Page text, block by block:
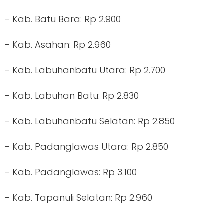
- Kab. Batu Bara: Rp 2.900
- Kab. Asahan: Rp 2.960
- Kab. Labuhanbatu Utara: Rp 2.700
- Kab. Labuhan Batu: Rp 2.830
- Kab. Labuhanbatu Selatan: Rp 2.850
- Kab. Padanglawas Utara: Rp 2.850
- Kab. Padanglawas: Rp 3.100
- Kab. Tapanuli Selatan: Rp 2.960